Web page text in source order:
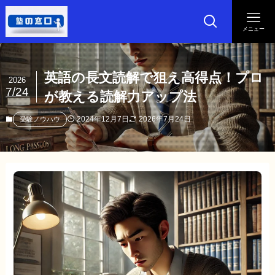
メニュー
英語の長文読解で狙え高得点！プロ
が教える読解力アップ法
2026
7/24
受験ノウハウ 2024年12月7日 2026年7月24日